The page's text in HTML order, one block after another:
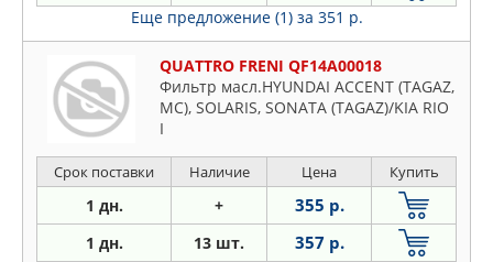
Еще предложение (1) за 351 р.
QUATTRO FRENI QF14A00018
Фильтр масл.HYUNDAI ACCENT (TAGAZ,
MC), SOLARIS, SONATA (TAGAZ)/KIA RIO
I
Срок поставки Наличие Цена Купить
1 дн. + 355 р.
1 дн. 13 шт. 357 р.